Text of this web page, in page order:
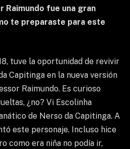
Raimundo fue una gran
te preparaste para este
tuve la oportunidad de revivir
Capitinga en la nueva versión
Raimundo. Es curioso
¿no? Vi Escolinha
de Nerso da Capitinga. A
este personaje. Incluso hice
como era niña no podía ir,